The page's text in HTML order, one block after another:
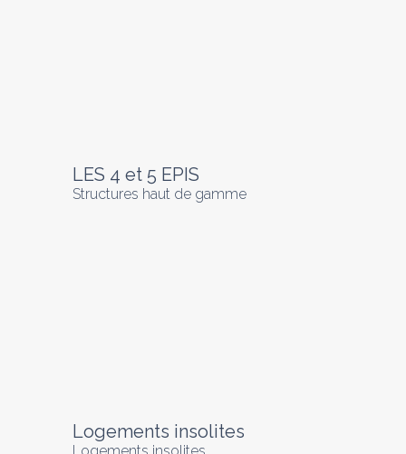
LES 4 et 5 EPIS
Structures haut de gamme
Logements insolites